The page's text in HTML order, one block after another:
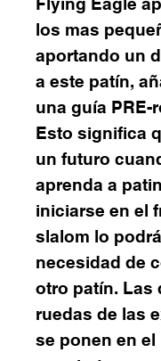
los mas
aportando un
a este patín,
una guía PRE-
Esto significa
un futuro
aprenda a
iniciarse en el
slalom lo
necesidad de
otro patín. Las
ruedas de las
se ponen en el